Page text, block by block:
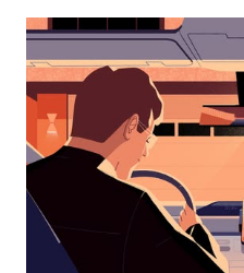
interagir
o
calendário
selecionar
uma
data.
Pressione
a
tecla
“ESC”